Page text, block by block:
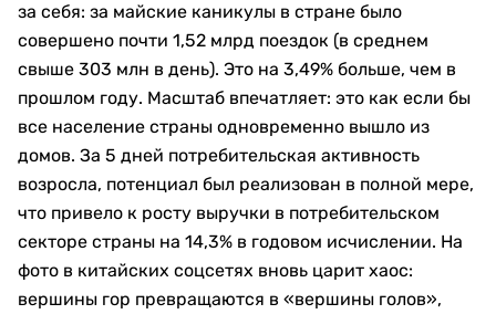
за себя: за майские каникулы в стране было
совершено почти 1,52 млрд поездок (в среднем
свыше 303 млн в день). Это на 3,49% больше, чем в
прошлом году. Масштаб впечатляет: это как если бы
все население страны одновременно вышло из
домов. За 5 дней потребительская активность
возросла, потенциал был реализован в полной мере,
что привело к росту выручки в потребительском
секторе страны на 14,3% в годовом исчислении. На
фото в китайских соцсетях вновь царит хаос:
вершины гор превращаются в «вершины голов»,